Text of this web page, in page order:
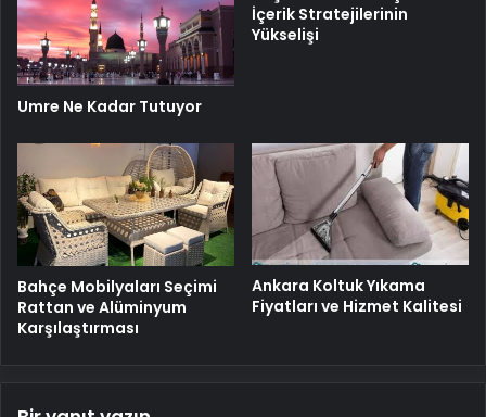
Umre Ne Kadar Tutuyor
İçerik Stratejilerinin
Yükselişi
Bahçe Mobilyaları Seçimi
Rattan ve Alüminyum
Karşılaştırması
Ankara Koltuk Yıkama
Fiyatları ve Hizmet Kalitesi